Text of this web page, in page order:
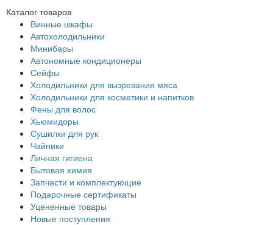
Каталог товаров
Винные шкафы
Автохолодильники
Минибары
Автономные кондиционеры
Сейфы
Холодильники для вызревания мяса
Холодильники для косметики и напитков
Фены для волос
Хьюмидоры
Сушилки для рук
Чайники
Личная гигиена
Бытовая химия
Запчасти и комплектующие
Подарочные сертификаты
Уцененные товары
Новые поступления